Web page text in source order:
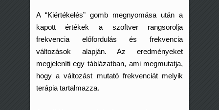
A “Kiértékelés” gomb megnyomása után a
kapott értékek a szoftver rangsorolja
frekvencia előfordulás és frekvencia
változások alapján. Az eredményeket
megjeleníti egy táblázatban, ami megmutatja,
hogy a változást mutató frekvenciát melyik
terápia tartalmazza.